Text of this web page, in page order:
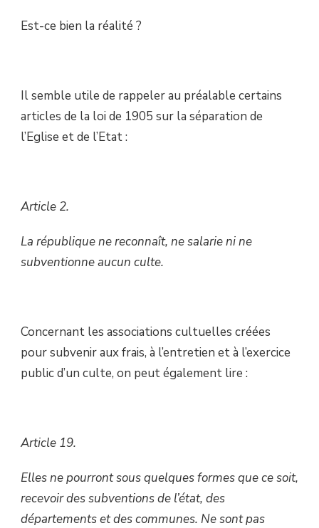
Est-ce bien la réalité ?
Il semble utile de rappeler au préalable certains
articles de la loi de 1905 sur la séparation de
l’Eglise et de l’Etat :
Article 2.
La république ne reconnaît, ne salarie ni ne
subventionne aucun culte.
Concernant les associations cultuelles créées
pour subvenir aux frais, à l’entretien et à l’exercice
public d’un culte, on peut également lire :
Article 19.
Elles ne pourront sous quelques formes que ce soit,
recevoir des subventions de l’état, des
départements et des communes. Ne sont pas